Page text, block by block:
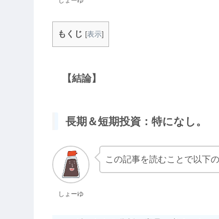
もくじ [表示]
【結論】
長期＆短期投資：特になし。
しょーゆ
この記事を読むことで以下